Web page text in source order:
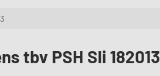
tbv PSH Sli 182013